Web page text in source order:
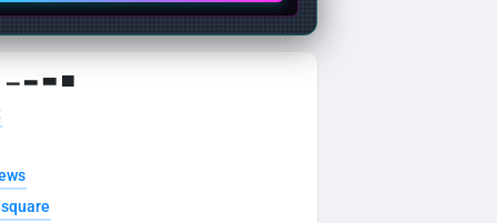
▁ ▂ ▃ ▄